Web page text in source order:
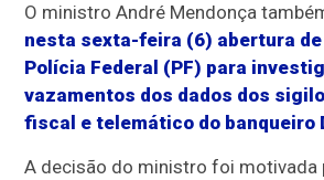
O ministro André Mendonça
nesta sexta-feira (6) abertura
Polícia Federal (PF) para
vazamentos dos dados dos
fiscal e telemático do banqueiro
A decisão do ministro foi motivada